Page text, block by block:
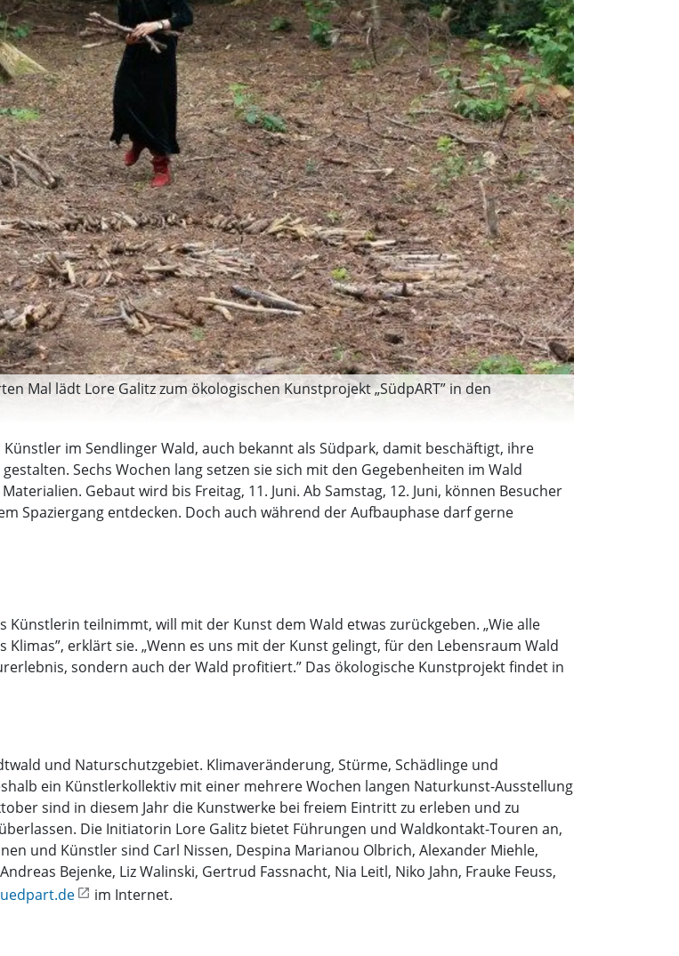
Mal lädt Lore Galitz zum ökologischen Kunstprojekt „SüdpART” in den
im Sendlinger Wald, auch bekannt als Südpark, damit beschäftigt, ihre
Sechs Wochen lang setzen sie sich mit den Gegebenheiten im Wald
Gebaut wird bis Freitag, 11. Juni. Ab Samstag, 12. Juni, können Besucher
Spaziergang entdecken. Doch auch während der Aufbauphase darf gerne
Künstlerin teilnimmt, will mit der Kunst dem Wald etwas zurückgeben. „Wie alle
erklärt sie. „Wenn es uns mit der Kunst gelingt, für den Lebensraum Wald
sondern auch der Wald profitiert.” Das ökologische Kunstprojekt findet in
und Naturschutzgebiet. Klimaveränderung, Stürme, Schädlinge und
ein Künstlerkollektiv mit einer mehrere Wochen langen Naturkunst-Ausstellung
sind in diesem Jahr die Kunstwerke bei freiem Eintritt zu erleben und zu
Die Initiatorin Lore Galitz bietet Führungen und Waldkontakt-Touren an,
und Künstler sind Carl Nissen, Despina Marianou Olbrich, Alexander Miehle,
Bejenke, Liz Walinski, Gertrud Fassnacht, Nia Leitl, Niko Jahn, Frauke Feuss,
im Internet.